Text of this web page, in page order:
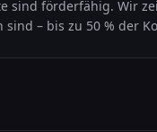
sind förderfähig. Wir
– bis zu 50 % der